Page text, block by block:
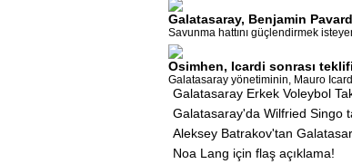
Galatasaray, Benjamin
Savunma hattını güçlendirmek
Osimhen, Icardi sonrası
Galatasaray yönetiminin, Mauro
Galatasaray Erkek Voleybol
Galatasaray'da Wilfried Singo
Aleksey Batrakov'tan
Noa Lang için flaş açıklama!